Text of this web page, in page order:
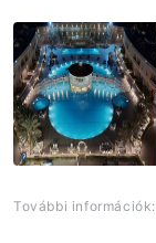
További információk: